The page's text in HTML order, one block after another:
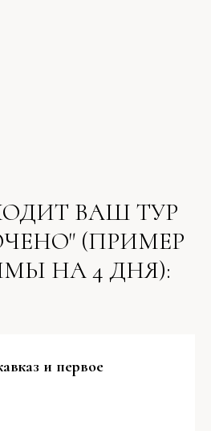
ВАШ ТУР
(ПРИМЕР
НА 4 ДНЯ):
и первое